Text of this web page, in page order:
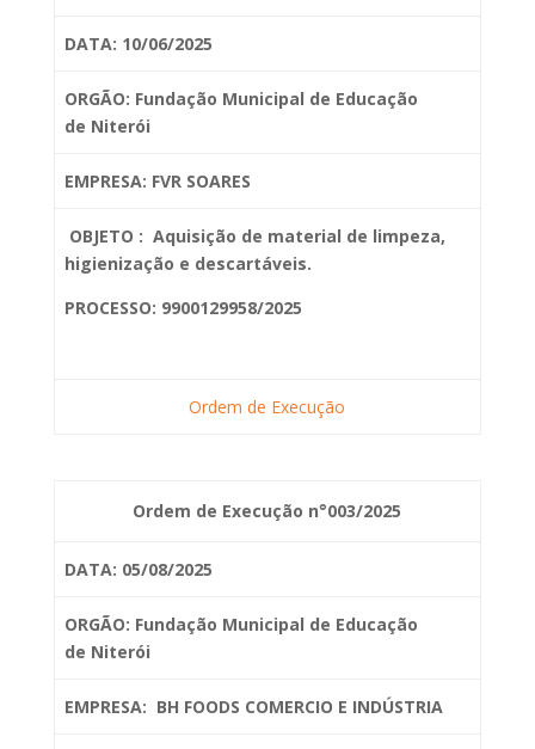
DATA: 10/06/2025
ORGÃO: Fundação Municipal de Educação
de Niterói
EMPRESA: FVR SOARES
OBJETO : Aquisição de material de limpeza,
higienização e descartáveis.
PROCESSO: 9900129958/2025
Ordem de Execução
Ordem de Execução n°003/2025
DATA: 05/08/2025
ORGÃO: Fundação Municipal de Educação
de Niterói
EMPRESA: BH FOODS COMERCIO E INDÚSTRIA